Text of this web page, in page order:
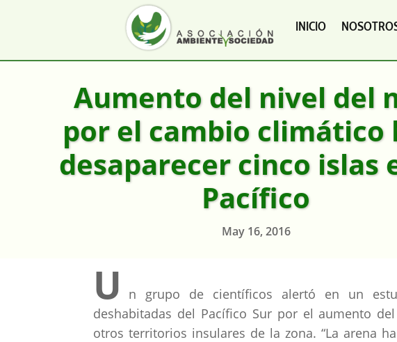
INICIO
Aumento del nivel del
por el cambio climático
desaparecer cinco islas
Pacífico
May 16, 2016
U
n grupo de científicos alertó en un
deshabitadas del Pacífico Sur por el aumento
otros territorios insulares de la zona. “La arena